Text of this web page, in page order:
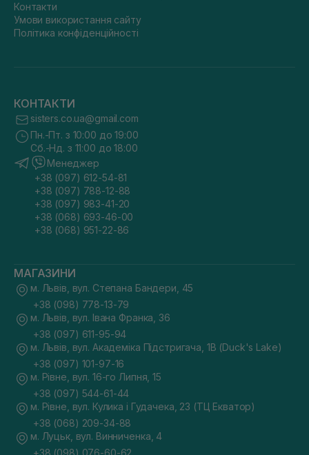
Контакти
Умови використання сайту
Політика конфіденційності
КОНТАКТИ
sisters.co.ua@gmail.com
Пн.-Пт. з 10:00 до 19:00
Сб.-Нд. з 11:00 до 18:00
Менеджер
+38 (097) 612-54-81
+38 (097) 788-12-88
+38 (097) 983-41-20
+38 (068) 693-46-00
+38 (068) 951-22-86
МАГАЗИНИ
м. Львів, вул. Степана Бандери, 45
+38 (098) 778-13-79
м. Львів, вул. Івана Франка, 36
+38 (097) 611-95-94
м. Львів, вул. Академіка Підстригача, 1В (Duck's Lake)
+38 (097) 101-97-16
м. Рівне, вул. 16-го Липня, 15
+38 (097) 544-61-44
м. Рівне, вул. Кулика і Гудачека, 23 (ТЦ Екватор)
+38 (068) 209-34-88
м. Луцьк, вул. Винниченка, 4
+38 (098) 076-60-62